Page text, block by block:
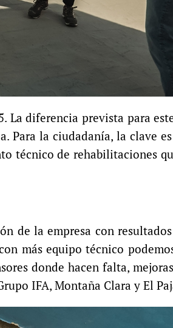
La diferencia prevista para
Para la ciudadanía, la clave
técnico de rehabilitaciones
de la empresa con
más equipo técnico
donde hacen falta,
IFA, Montaña Clara y El